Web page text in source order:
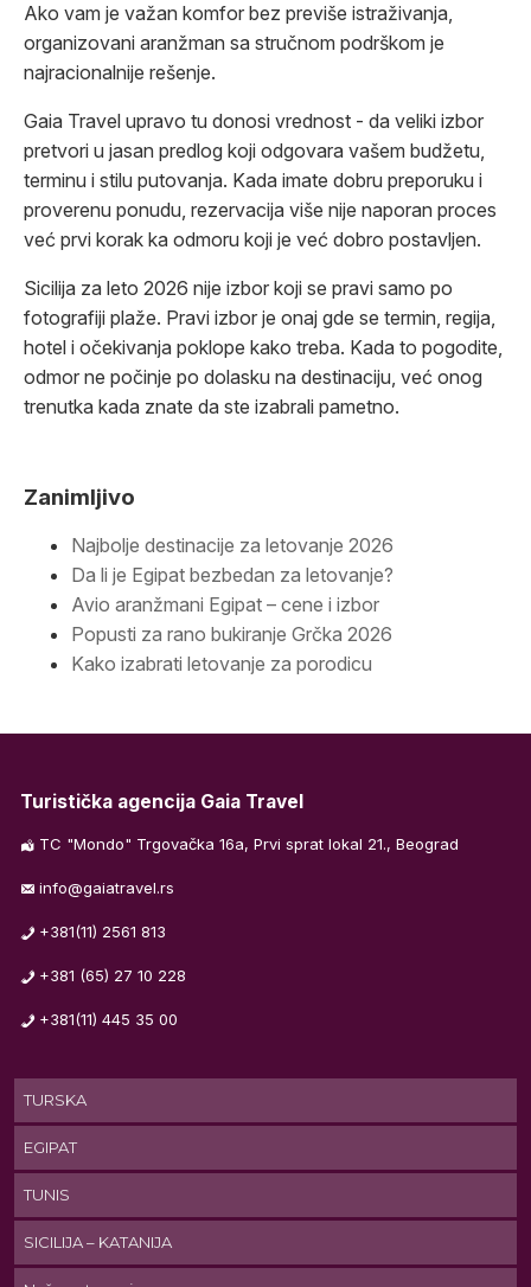
Ako vam je važan komfor bez previše istraživanja,
organizovani aranžman sa stručnom podrškom je
najracionalnije rešenje.
Gaia Travel upravo tu donosi vrednost - da veliki izbor
pretvori u jasan predlog koji odgovara vašem budžetu,
terminu i stilu putovanja. Kada imate dobru preporuku i
proverenu ponudu, rezervacija više nije naporan proces
već prvi korak ka odmoru koji je već dobro postavljen.
Sicilija za leto 2026 nije izbor koji se pravi samo po
fotografiji plaže. Pravi izbor je onaj gde se termin, regija,
hotel i očekivanja poklope kako treba. Kada to pogodite,
odmor ne počinje po dolasku na destinaciju, već onog
trenutka kada znate da ste izabrali pametno.
Zanimljivo
Najbolje destinacije za letovanje 2026
Da li je Egipat bezbedan za letovanje?
Avio aranžmani Egipat – cene i izbor
Popusti za rano bukiranje Grčka 2026
Kako izabrati letovanje za porodicu
Turistička agencija Gaia Travel
TC "Mondo" Trgovačka 16a, Prvi sprat lokal 21., Beograd
info@gaiatravel.rs
+381(11) 2561 813
+381 (65) 27 10 228
+381(11) 445 35 00
TURSKA
EGIPAT
TUNIS
SICILIJA – KATANIJA